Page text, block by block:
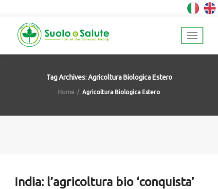
Tag Archives: Agricoltura Biologica Estero
Home Agricoltura Biologica Estero
India: l’agricoltura bio ‘conquista’